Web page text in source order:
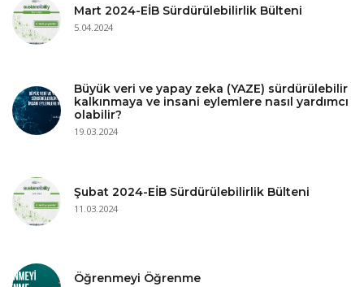
Mart 2024-EİB Sürdürülebilirlik Bülteni
5.04.2024
Büyük veri ve yapay zeka (YAZE) sürdürülebilir
kalkınmaya ve insani eylemlere nasıl yardımcı
olabilir?
19.03.2024
Şubat 2024-EİB Sürdürülebilirlik Bülteni
11.03.2024
Öğrenmeyi Öğrenme